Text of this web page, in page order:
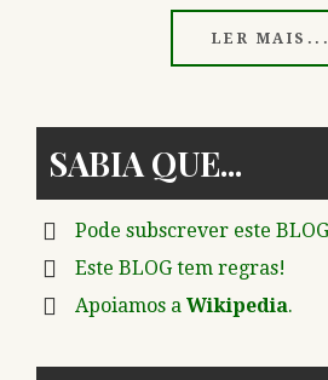
LER MAIS...
SABIA QUE
Pode subscrever este
Este BLOG tem regras!
Apoiamos a Wikipedia.